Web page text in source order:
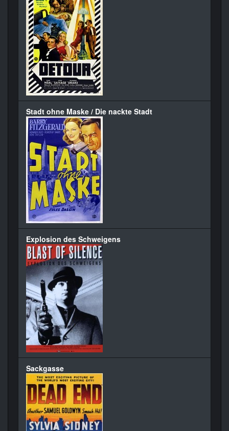
Stadt ohne Maske / Die nackte Stadt
Explosion des Schweigens
Sackgasse